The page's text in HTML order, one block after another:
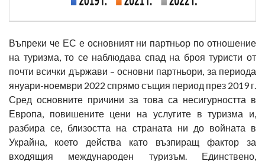
Въпреки че ЕС е основният ни партньор по отношение
на туризма, то се наблюдава спад на броя туристи от
почти всички държави – основни партньори, за периода
януари-ноември 2022 спрямо същия период през 2019 г.
Сред основните причини за това са несигурността в
Европа, повишените цени на услугите в туризма и,
разбира се, близостта на страната ни до войната в
Украйна, което действа като възпиращ фактор за
входящия международен туризъм. Единствено,